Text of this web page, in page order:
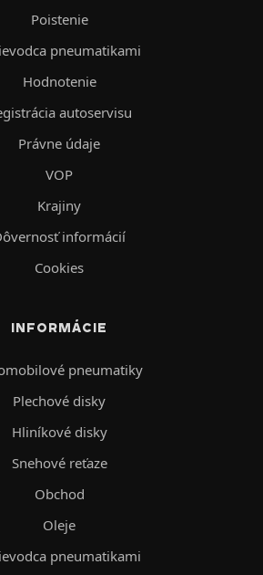
Poistenie
pneumatikami
Hodnotenie
autoservisu
Právne údaje
VOP
Krajiny
informácií
Cookies
INFORMÁCIE
pneumatiky
Plechové disky
Hliníkové disky
Snehové reťaze
Obchod
Oleje
pneumatikami